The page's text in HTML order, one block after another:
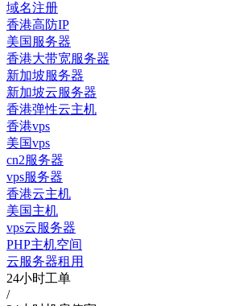
域名注册
香港高防IP
美国服务器
香港大带宽服务器
新加坡服务器
新加坡云服务器
香港弹性云主机
香港vps
美国vps
cn2服务器
vps服务器
香港云主机
美国主机
vps云服务器
PHP主机空间
云服务器租用
24小时工单
/